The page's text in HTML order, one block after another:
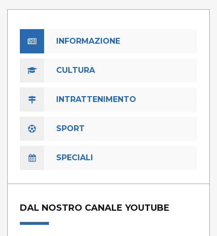
INFORMAZIONE
CULTURA
INTRATTENIMENTO
SPORT
SPECIALI
DAL NOSTRO CANALE YOUTUBE